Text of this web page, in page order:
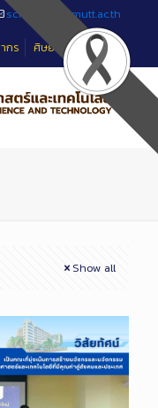
sciteched@rmutt.ac.th
กร ศิษย์เก่า
Show all